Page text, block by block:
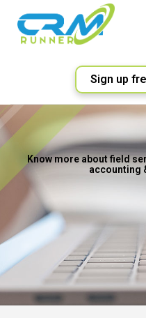
Sign up
Know more about field
accounting